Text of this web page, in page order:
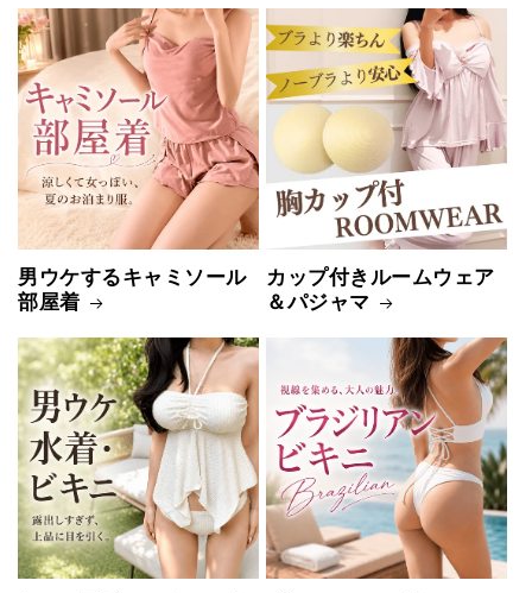
男ウケするキャミソール
部屋着
カップ付きルームウェア
＆パジャマ